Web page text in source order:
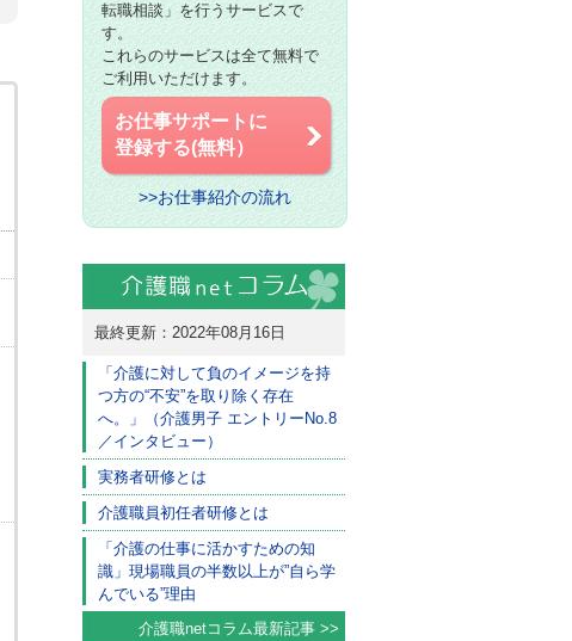
転職相談」を行うサービスで
す。
これらのサービスは全て無料で
ご利用いただけます。
お仕事サポートに
登録する(無料）
>>お仕事紹介の流れ
最終更新：2022年08月16日
「介護に対して負のイメージを持
つ方の“不安”を取り除く存在
へ。」（介護男子 エントリーNo.8
／インタビュー）
実務者研修とは
介護職員初任者研修とは
「介護の仕事に活かすための知
識」現場職員の半数以上が”自ら学
んでいる”理由
介護職netコラム最新記事 >>